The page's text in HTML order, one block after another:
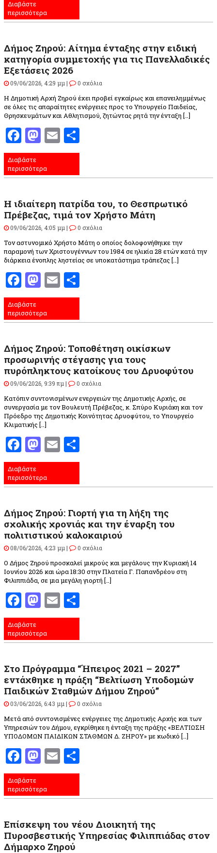
Διαβάστε
περισσότερα
Δήμος Ζηρού: Αίτημα ένταξης στην ειδική
κατηγορία συμμετοχής για τις Πανελλαδικές
Εξετάσεις 2026
09/06/2026, 4:29 μμ | 0 σχόλια
Η Δημοτική Αρχή Ζηρού έχει προβεί εγκαίρως και επανειλημμένως
σε όλες τις απαραίτητες ενέργειες προς το Υπουργείο Παιδείας,
Θρησκευμάτων και Αθλητισμού, ζητώντας ρητά την ένταξη […]
Facebook
Mastodon
Email
Διαβάστε
περισσότερα
Η ιδιαίτερη πατρίδα του, το Θεσπρωτικό
Πρέβεζας, τιμά τον Χρήστο Μάτη
09/06/2026, 4:05 μμ | 0 σχόλια
Τον αστυνομικό Χρήστο Μάτη ο οποίος δολοφονήθηικε την
παραμονή των Χριστουγέννων του 1984 σε ηλικία 28 ετών κατά την
διάρκεια ένοπλης ληστείας σε υποκατάστημα τράπεζας […]
Facebook
Mastodon
Email
Διαβάστε
περισσότερα
Δήμος Ζηρού: Τοποθέτηση οικίσκων
προσωρινής στέγασης για τους
πυρόπληκτους κατοίκους του Δρυοφύτου
09/06/2026, 9:39 πμ | 0 σχόλια
Κατόπιν συντονισμένων ενεργειών της Δημοτικής Αρχής, σε
συνεργασία με τον Βουλευτή Πρέβεζας, κ. Σπύρο Κυριάκη και τον
Πρόεδρο της Δημοτικής Κοινότητας Δρυοφύτου, το Υπουργείο
Κλιματικής […]
Facebook
Mastodon
Email
Διαβάστε
περισσότερα
Δήμος Ζηρού: Γιορτή για τη λήξη της
σχολικής χρονιάς και την έναρξη του
πολιτιστικού καλοκαιριού
08/06/2026, 4:23 μμ | 0 σχόλια
Ο Δήμος Ζηρού προσκαλεί μικρούς και μεγάλους την Κυριακή 14
Ιουνίου 2026 και ώρα 18:30 στην Πλατεία Γ. Παπανδρέου στη
Φιλιππιάδα, σε μια μεγάλη γιορτή […]
Facebook
Mastodon
Email
Διαβάστε
περισσότερα
Στο Πρόγραμμα “Ήπειρος 2021 – 2027”
εντάχθηκε η πράξη “Βελτίωση Υποδομών
Παιδικών Σταθμών Δήμου Ζηρού”
03/06/2026, 6:43 μμ | 0 σχόλια
Μετά από συντονισμένες ενέργειες της Δημοτικής Αρχής και των
Υπηρεσιών του Δήμου, εγκρίθηκε η ένταξη της πράξης «ΒΕΛΤΙΩΣΗ
ΥΠΟΔΟΜΩΝ ΠΑΙΔΙΚΩΝ ΣΤΑΘΜΩΝ Δ. ΖΗΡΟΥ» με κωδικό […]
Facebook
Mastodon
Email
Διαβάστε
περισσότερα
Επίσκεψη του νέου Διοικητή της
Πυροσβεστικής Υπηρεσίας Φιλιππιάδας στον
Δήμαρχο Ζηρού